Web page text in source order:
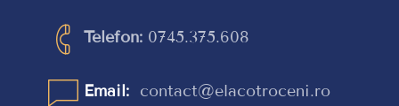
Telefon: 0745.375.608
Email: contact@elacotroceni.ro